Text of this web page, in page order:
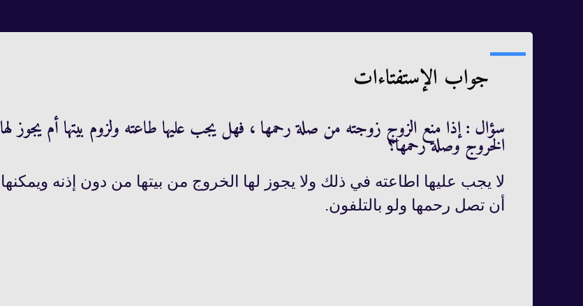
جواب الإستفتاءات
سؤال : إذا منع الزوج زوجته من صلة رحمها ، فهل يجب عليها طاعته ولزوم بيتها أم يجوز لها
الخروج وصلة رحمها؟
لا يجب عليها اطاعته في ذلك ولا يجوز لها الخروج من بيتها من دون إذنه ويمكنها
أن تصل رحمها ولو بالتلفون.